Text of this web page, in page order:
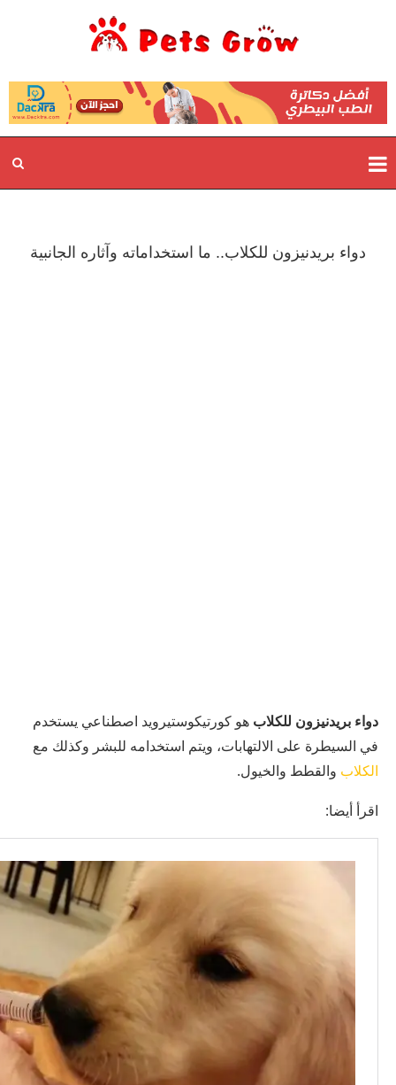
دواء بريدنيزون للكلاب.. ما استخداماته وآثاره الجانبية
دواء بريدنيزون للكلاب هو كورتيكوستيرويد اصطناعي يستخدم
في السيطرة على الالتهابات، ويتم استخدامه للبشر وكذلك مع
الكلاب والقطط والخيول.
اقرأ أيضا: